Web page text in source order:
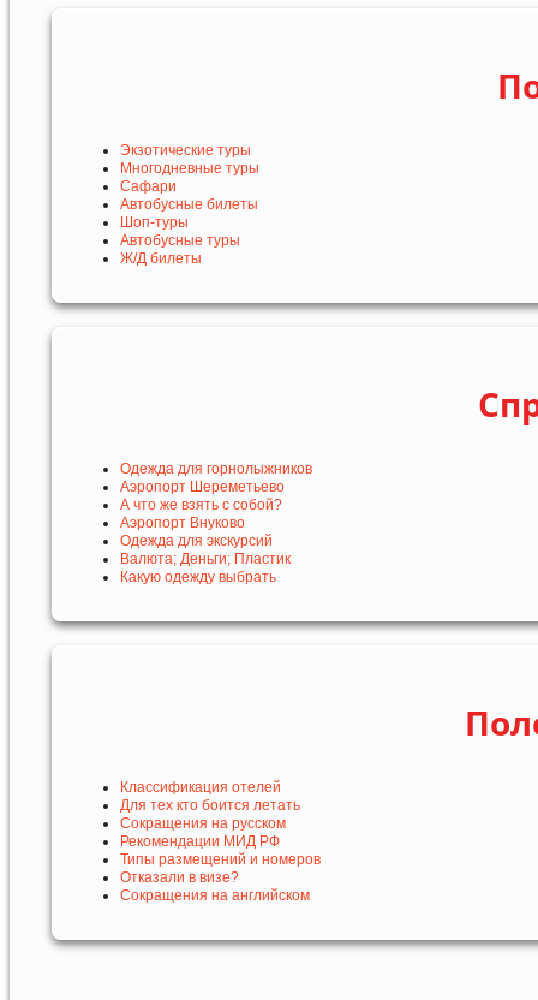
Экзотические туры
Многодневные туры
Сафари
Автобусные билеты
Шоп-туры
Автобусные туры
Ж/Д билеты
Одежда для горнолыжников
Аэропорт Шереметьево
А что же взять с собой?
Аэропорт Внуково
Одежда для экскурсий
Валюта; Деньги; Пластик
Какую одежду выбрать
Классификация отелей
Для тех кто боится летать
Сокращения на русском
Рекомендации МИД РФ
Типы размещений и номеров
Отказали в визе?
Сокращения на английском